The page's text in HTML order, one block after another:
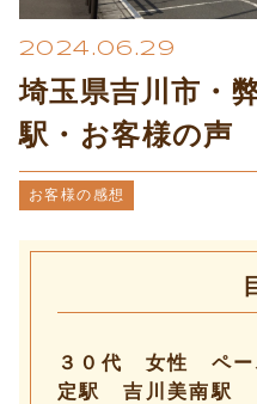
2024.06.29
埼玉県吉川市・
駅・お客様の声
お客様の感想
３０代 女性 ペー
定駅 吉川美南駅